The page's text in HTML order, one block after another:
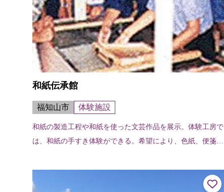
和紙伝承館
福知山市 体験施設
和紙の製造工程や和紙を使った文芸作品を展示。体験工房で
は、和紙の手すき体験ができる。希望により、色紙、便箋、